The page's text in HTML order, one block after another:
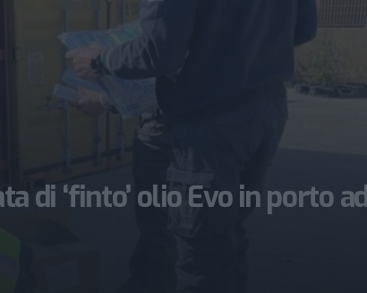
di ‘finto’ olio Evo in porto